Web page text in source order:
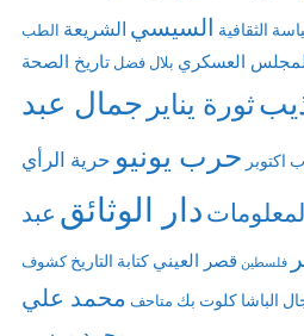
الثقافية السيسي الشريعة الطب
العسكري بلال فضل تاريخ الصحة
ثورة يناير جمال عبد
اكتوبر حرب يونيو حرية الرأي
دار الوثائق عبد
فلسطين قصر العيني كتابة التاريخ كشوف
الباشا كلوت بك متاحف محمد علي